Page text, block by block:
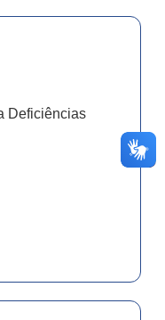
Deficiências